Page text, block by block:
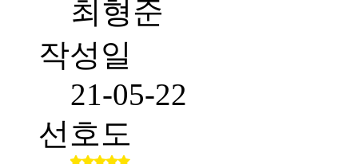
최형준
작성일
21-05-22
선호도